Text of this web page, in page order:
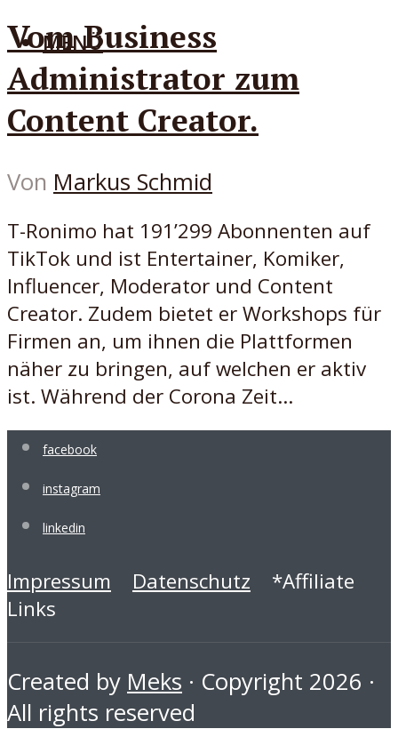
MENÜ
Vom Business
Administrator zum
Content Creator.
Von Markus Schmid
T-Ronimo hat 191’299 Abonnenten auf
TikTok und ist Entertainer, Komiker,
Influencer, Moderator und Content
Creator. Zudem bietet er Workshops für
Firmen an, um ihnen die Plattformen
näher zu bringen, auf welchen er aktiv
ist. Während der Corona Zeit...
facebook
instagram
linkedin
Impressum Datenschutz *Affiliate
Links
Created by Meks · Copyright 2026 ·
All rights reserved